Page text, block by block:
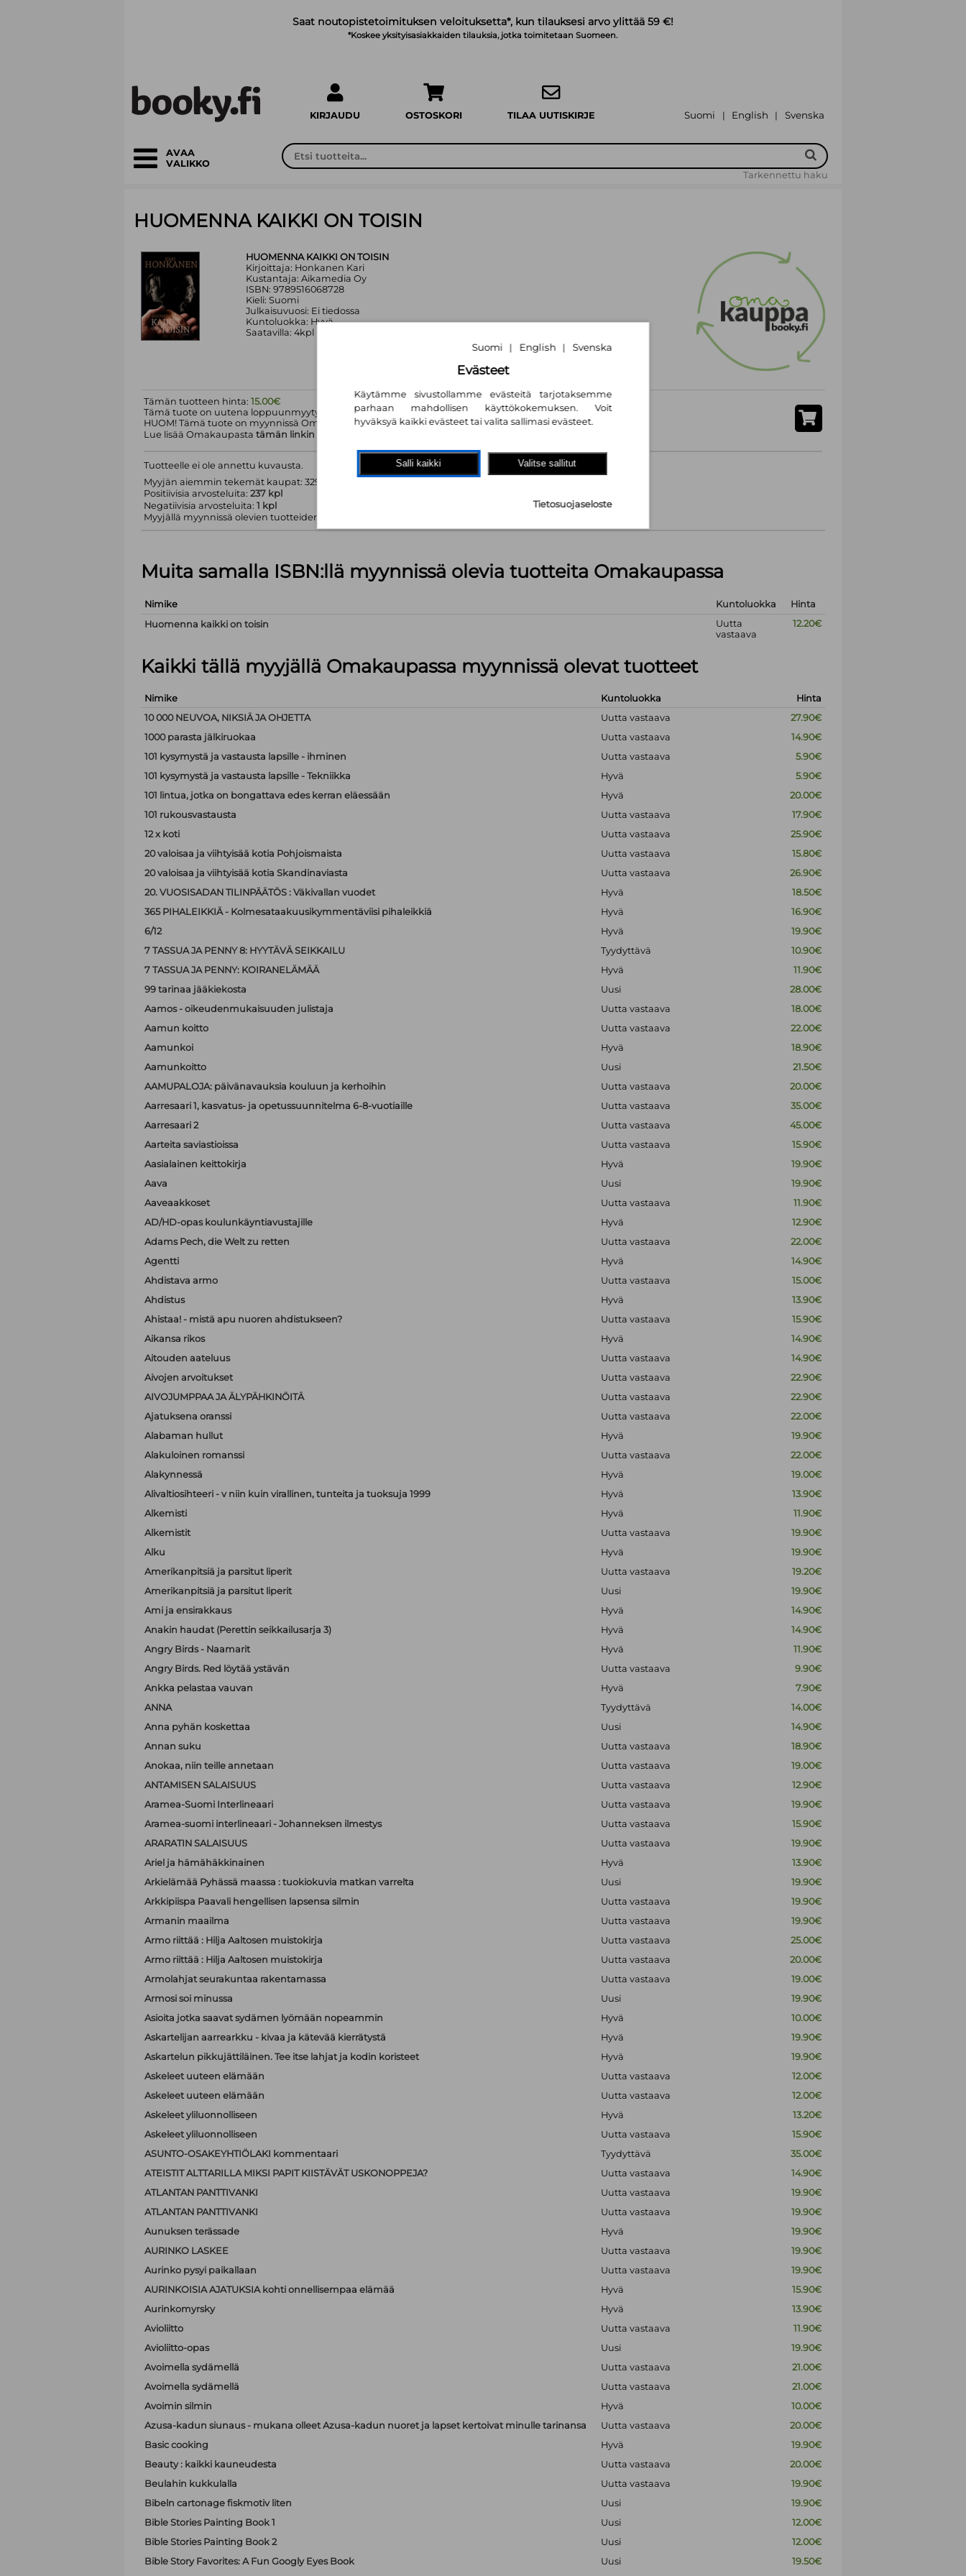
Saat noutopistetoimituksen veloituksetta*, kun tilauksesi arvo ylittää 59 €!
*Koskee yksityisasiakkaiden tilauksia, jotka toimitetaan Suomeen.
KIRJAUDU OSTOSKORI TILAA UUTISKIRJE Suomi | English | Svenska
AVAA
VALIKKO
Tarkennettu haku
HUOMENNA KAIKKI ON TOISIN
HUOMENNA KAIKKI ON TOISIN
Kirjoittaja: Honkanen Kari
Kustantaja: Aikamedia Oy
ISBN: 9789516068728
Kieli: Suomi
Julkaisuvuosi: Ei tiedossa
Kuntoluokka: Hyvä
Saatavilla: 4kpl
Tämän tuotteen hinta: 15.00€
Tämä tuote on uutena loppuunmyyty.
HUOM! Tämä tuote on myynnissä Omakaupassa
Lue lisää Omakaupasta tämän linkin
Tuotteelle ei ole annettu kuvausta.
Myyjän aiemmin tekemät kaupat: 329 kpl
Positiivisia arvosteluita: 237 kpl
Negatiivisia arvosteluita: 1 kpl
Myyjällä myynnissä olevien tuotteiden määrä (kts. alla): 1499 kpl
Muita samalla ISBN:llä myynnissä olevia tuotteita Omakaupassa
Nimike Kuntoluokka
Hinta
Huomenna kaikki on toisin
Uutta
vastaava
12.20€
Kaikki tällä myyjällä Omakaupassa myynnissä olevat tuotteet
Nimike Kuntoluokka
Hinta
10 000 NEUVOA, NIKSIÄ JA OHJETTA
Uutta vastaava
27.90€
1000 parasta jälkiruokaa
Uutta vastaava
14.90€
101 kysymystä ja vastausta lapsille - ihminen
Uutta vastaava
5.90€
101 kysymystä ja vastausta lapsille - Tekniikka
Hyvä
5.90€
101 lintua, jotka on bongattava edes kerran eläessään
Hyvä
20.00€
101 rukousvastausta
Uutta vastaava
17.90€
12 x koti
Uutta vastaava
25.90€
20 valoisaa ja viihtyisää kotia Pohjoismaista
Uutta vastaava
15.80€
20 valoisaa ja viihtyisää kotia Skandinaviasta
Uutta vastaava
26.90€
20. VUOSISADAN TILINPÄÄTÖS : Väkivallan vuodet
Hyvä
18.50€
365 PIHALEIKKIÄ - Kolmesataakuusikymmentäviisi pihaleikkiä
Hyvä
16.90€
6/12
Hyvä
19.90€
7 TASSUA JA PENNY 8: HYYTÄVÄ SEIKKAILU
Tyydyttävä
10.90€
7 TASSUA JA PENNY: KOIRANELÄMÄÄ
Hyvä
11.90€
99 tarinaa jääkiekosta
Uusi
28.00€
Aamos - oikeudenmukaisuuden julistaja
Uutta vastaava
18.00€
Aamun koitto
Uutta vastaava
22.00€
Aamunkoi
Hyvä
18.90€
Aamunkoitto
Uusi
21.50€
AAMUPALOJA: päivänavauksia kouluun ja kerhoihin
Uutta vastaava
20.00€
Aarresaari 1, kasvatus- ja opetussuunnitelma 6-8-vuotiaille
Uutta vastaava
35.00€
Aarresaari 2
Uutta vastaava
45.00€
Aarteita saviastioissa
Uutta vastaava
15.90€
Aasialainen keittokirja
Hyvä
19.90€
Aava
Uusi
19.90€
Aaveaakkoset
Uutta vastaava
11.90€
AD/HD-opas koulunkäyntiavustajille
Hyvä
12.90€
Adams Pech, die Welt zu retten
Uutta vastaava
22.00€
Agentti
Hyvä
14.90€
Ahdistava armo
Uutta vastaava
15.00€
Ahdistus
Hyvä
13.90€
Ahistaa! - mistä apu nuoren ahdistukseen?
Uutta vastaava
15.90€
Aikansa rikos
Hyvä
14.90€
Aitouden aateluus
Uutta vastaava
14.90€
Aivojen arvoitukset
Uutta vastaava
22.90€
AIVOJUMPPAA JA ÄLYPÄHKINÖITÄ
Uutta vastaava
22.90€
Ajatuksena oranssi
Uutta vastaava
22.00€
Alabaman hullut
Hyvä
19.90€
Alakuloinen romanssi
Uutta vastaava
22.00€
Alakynnessä
Hyvä
19.00€
Alivaltiosihteeri - v niin kuin virallinen, tunteita ja tuoksuja 1999
Hyvä
13.90€
Alkemisti
Hyvä
11.90€
Alkemistit
Uutta vastaava
19.90€
Alku
Hyvä
19.90€
Amerikanpitsiä ja parsitut liperit
Uutta vastaava
19.20€
Amerikanpitsiä ja parsitut liperit
Uusi
19.90€
Ami ja ensirakkaus
Hyvä
14.90€
Anakin haudat (Perettin seikkailusarja 3)
Hyvä
14.90€
Angry Birds - Naamarit
Hyvä
11.90€
Angry Birds. Red löytää ystävän
Uutta vastaava
9.90€
Ankka pelastaa vauvan
Hyvä
7.90€
ANNA
Tyydyttävä
14.00€
Anna pyhän koskettaa
Uusi
14.90€
Annan suku
Uutta vastaava
18.90€
Anokaa, niin teille annetaan
Uutta vastaava
19.00€
ANTAMISEN SALAISUUS
Uutta vastaava
12.90€
Aramea-Suomi Interlineaari
Uutta vastaava
19.90€
Aramea-suomi interlineaari - Johanneksen ilmestys
Uutta vastaava
15.90€
ARARATIN SALAISUUS
Uutta vastaava
19.90€
Ariel ja hämähäkkinainen
Hyvä
13.90€
Arkielämää Pyhässä maassa : tuokiokuvia matkan varrelta
Uusi
19.90€
Arkkipiispa Paavali hengellisen lapsensa silmin
Uutta vastaava
19.90€
Armanin maailma
Uutta vastaava
19.90€
Armo riittää : Hilja Aaltosen muistokirja
Uutta vastaava
25.00€
Armo riittää : Hilja Aaltosen muistokirja
Uutta vastaava
20.00€
Armolahjat seurakuntaa rakentamassa
Uutta vastaava
19.00€
Armosi soi minussa
Uusi
19.90€
Asioita jotka saavat sydämen lyömään nopeammin
Hyvä
10.00€
Askartelijan aarrearkku - kivaa ja kätevää kierrätystä
Hyvä
19.90€
Askartelun pikkujättiläinen. Tee itse lahjat ja kodin koristeet
Hyvä
19.90€
Askeleet uuteen elämään
Uutta vastaava
12.00€
Askeleet uuteen elämään
Uutta vastaava
12.00€
Askeleet yliluonnolliseen
Hyvä
13.20€
Askeleet yliluonnolliseen
Uutta vastaava
15.90€
ASUNTO-OSAKEYHTIÖLAKI kommentaari
Tyydyttävä
35.00€
ATEISTIT ALTTARILLA MIKSI PAPIT KIISTÄVÄT USKONOPPEJA?
Uutta vastaava
14.90€
ATLANTAN PANTTIVANKI
Uutta vastaava
19.90€
ATLANTAN PANTTIVANKI
Uutta vastaava
19.90€
Aunuksen terässade
Hyvä
19.90€
AURINKO LASKEE
Uutta vastaava
19.90€
Aurinko pysyi paikallaan
Uutta vastaava
19.90€
AURINKOISIA AJATUKSIA kohti onnellisempaa elämää
Hyvä
15.90€
Aurinkomyrsky
Hyvä
13.90€
Avioliitto
Uutta vastaava
11.90€
Avioliitto-opas
Uusi
19.90€
Avoimella sydämellä
Uutta vastaava
21.00€
Avoimella sydämellä
Uutta vastaava
21.00€
Avoimin silmin
Hyvä
10.00€
Azusa-kadun siunaus - mukana olleet Azusa-kadun nuoret ja lapset kertoivat minulle tarinansa
Uutta vastaava
20.00€
Basic cooking
Hyvä
19.90€
Beauty : kaikki kauneudesta
Uutta vastaava
20.00€
Beulahin kukkulalla
Uutta vastaava
19.90€
Bibeln cartonage fiskmotiv liten
Uusi
19.90€
Bible Stories Painting Book 1
Uusi
12.00€
Bible Stories Painting Book 2
Uusi
12.00€
Bible Story Favorites: A Fun Googly Eyes Book
Uusi
19.50€
Suomi | English | Svenska
Evästeet
Käytämme sivustollamme evästeitä tarjotaksemme
parhaan mahdollisen käyttökokemuksen. Voit
hyväksyä kaikki evästeet tai valita sallimasi evästeet.
Salli kaikki Valitse sallitut
Tietosuojaseloste